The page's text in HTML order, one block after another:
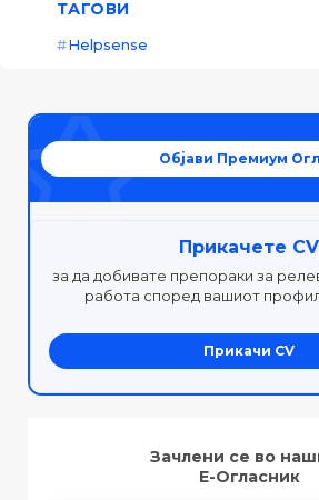
ТАГОВИ
Helpsense
Објави Премиум
Прикачете CV
за да добивате препораки за
работа според вашиот
Прикачи CV
Зачлени се во
Е-Огласник